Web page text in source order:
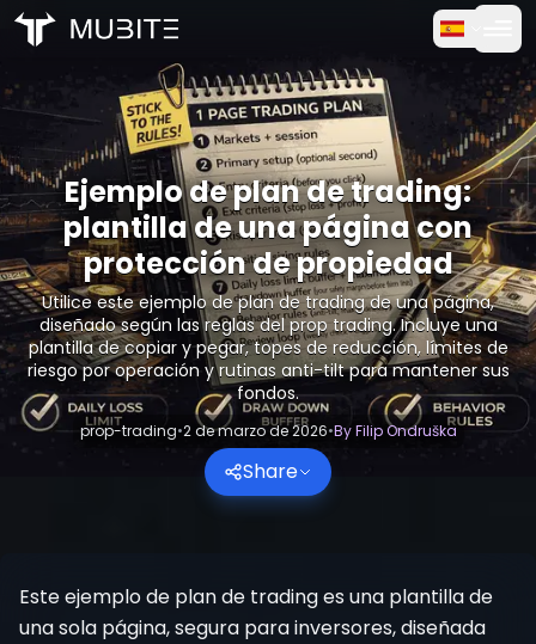
Cómo funciona
Prueba Gratuita
Preguntas frecuentes
Testimonios
Trading
Sobre nosotros
Iniciar sesión
Inicio
/ Informes Cripto
/
Ejemplo de plan de trading: plantilla de una página
Ejemplo de plan de trading:
plantilla de una página con
protección de propiedad
Utilice este ejemplo de plan de trading de una página,
diseñado según las reglas del prop trading. Incluye una
plantilla de copiar y pegar, topes de reducción, límites de
riesgo por operación y rutinas anti-tilt para mantener sus
fondos.
prop-trading•2 de marzo de 2026•ByFilip Ondruška
Share
Este ejemplo de plan de trading es una plantilla de
una sola página, segura para inversores, diseñada